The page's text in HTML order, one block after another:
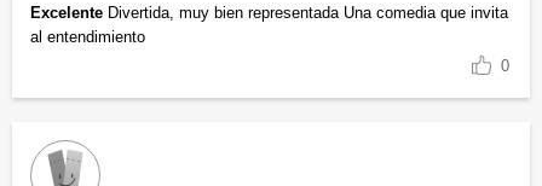
Excelente Divertida, muy bien representada Una comedia que invita
al entendimiento
0